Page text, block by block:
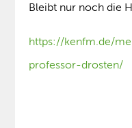
Bleibt nur noch die
https://kenfm.de/
professor-drosten/